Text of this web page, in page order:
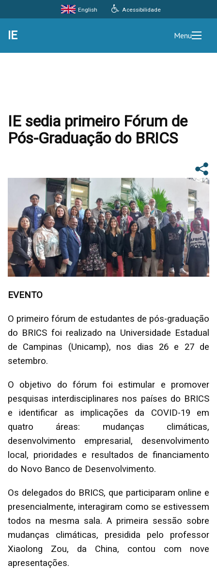
Acessibilidade
English
IE Menu
IE sedia primeiro Fórum de
Pós-Graduação do BRICS
EVENTO
O primeiro fórum de estudantes de pós-graduação
do BRICS foi realizado na Universidade Estadual
de Campinas (Unicamp), nos dias 26 e 27 de
setembro.
O objetivo do fórum foi estimular e promover
pesquisas interdisciplinares nos países do BRICS
e identificar as implicações da COVID-19 em
quatro áreas: mudanças climáticas,
desenvolvimento empresarial, desenvolvimento
local, prioridades e resultados de financiamento
do Novo Banco de Desenvolvimento.
Os delegados do BRICS, que participaram online e
presencialmente, interagiram como se estivessem
todos na mesma sala. A primeira sessão sobre
mudanças climáticas, presidida pelo professor
Xiaolong Zou, da China, contou com nove
apresentações.